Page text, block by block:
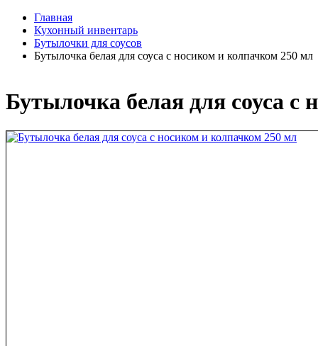
Главная
Кухонный инвентарь
Бутылочки для соусов
Бутылочка белая для соуса с носиком и колпачком 250 мл
Бутылочка белая для соуса